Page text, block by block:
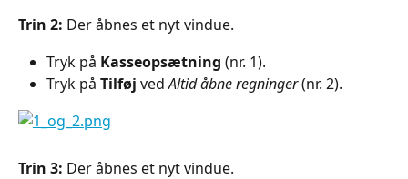
Trin 2: Der åbnes et nyt vindue.
Tryk på Kasseopsætning (nr. 1).
Tryk på Tilføj ved Altid åbne regninger (nr. 2).
Trin 3: Der åbnes et nyt vindue.